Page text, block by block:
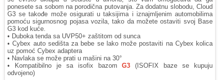
ponesete sa sobom na porodična putovanja. Za dodatnu slobodu, Cloud
G3 se takođe može osigurati u taksijima i iznajmljenim automobilima
pomoću sigurnosnog pojasa vozila, tako da možete ostaviti svoj Base
G3 kod kuće.
• Duboka tenda sa UVP50+ zaštitom od sunca
• Cybex auto sedišta za bebe se lako može postaviti na Cybex kolica
uz pomoć Cybex adaptera
• Navlaka se može prati u mašini na 30°
• Kompatibilno je sa isofix bazomG3 (ISOFIX baze se kupuju
odvojeno)